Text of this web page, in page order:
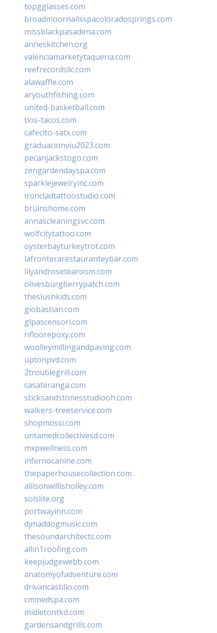
topgglasses.com
broadmoornailsspacoloradosprings.com
missblackpasadena.com
anneskitchen.org
valenciamarketytaqueria.com
reefrecordsllc.com
alawaffle.com
aryouthfishing.com
united-basketball.com
tios-tacos.com
cafecito-satx.com
graduacionviu2023.com
pecanjackstogo.com
zengardendayspa.com
sparklejewelryinc.com
ironcladtattoostudio.com
bruinshome.com
annascleaningsvc.com
wolfcitytattoo.com
oysterbayturkeytrot.com
lafronterarestauranteybar.com
lilyandrosetearoom.com
olivesburgberrypatch.com
theslushkids.com
giobastian.com
glpascensori.com
rifloorepoxy.com
woolleymillingandpaving.com
uptonpvd.com
2troublegrill.com
casateranga.com
sticksandstonesstudiooh.com
walkers-treeservice.com
shopmossi.com
untamedcollectivesd.com
mxpwellness.com
infernocanine.com
thepaperhousecollection.com
allisonwillisholley.com
solslite.org
portwayinn.com
djmaddogmusic.com
thesoundarchitects.com
allin1roofing.com
keepjudgewebb.com
anatomyofadventure.com
drivancastillo.com
cmmedspa.com
midletontkd.com
gardensandgrills.com